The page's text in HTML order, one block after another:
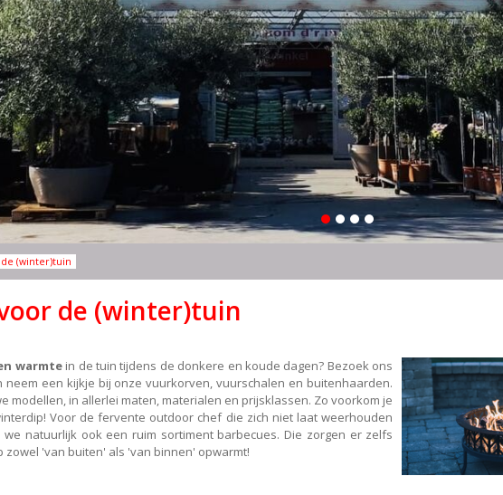
(winter)tuin
de (winter)tuin
warmtein de tuin tijdens de donkere en koude dagen? Bezoek ons
een kijkje bij onze vuurkorven, vuurschalen en buitenhaarden.
modellen, in allerlei maten, materialen en prijsklassen. Zo voorkom je
Voor de fervente outdoor chef die zich niet laat weerhouden
natuurlijk ook een ruim sortiment barbecues. Die zorgen er zelfs
zowel 'van buiten' als 'van binnen' opwarmt!